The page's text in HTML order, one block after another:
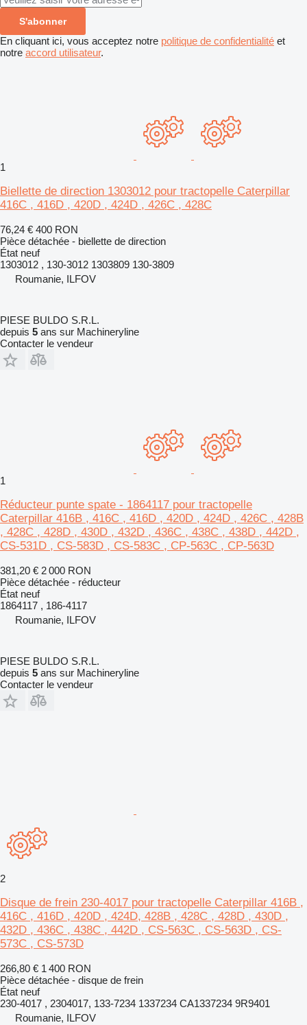
S'abonner
En cliquant ici, vous acceptez notre politique de confidentialité et
notre accord utilisateur.
1
Biellette de direction 1303012 pour tractopelle Caterpillar
416C , 416D , 420D , 424D , 426C , 428C
76,24 € 400 RON
Pièce détachée - biellette de direction
État neuf
1303012 , 130-3012 1303809 130-3809
Roumanie, ILFOV
PIESE BULDO S.R.L.
depuis 5 ans sur Machineryline
Contacter le vendeur
1
Réducteur punte spate - 1864117 pour tractopelle
Caterpillar 416B , 416C , 416D , 420D , 424D , 426C , 428B
, 428C , 428D , 430D , 432D , 436C , 438C , 438D , 442D ,
CS-531D , CS-583D , CS-583C , CP-563C , CP-563D
381,20 € 2 000 RON
Pièce détachée - réducteur
État neuf
1864117 , 186-4117
Roumanie, ILFOV
PIESE BULDO S.R.L.
depuis 5 ans sur Machineryline
Contacter le vendeur
2
Disque de frein 230-4017 pour tractopelle Caterpillar 416B ,
416C , 416D , 420D , 424D, 428B , 428C , 428D , 430D ,
432D , 436C , 438C , 442D , CS-563C , CS-563D , CS-
573C , CS-573D
266,80 € 1 400 RON
Pièce détachée - disque de frein
État neuf
230-4017 , 2304017, 133-7234 1337234 CA1337234 9R9401
Roumanie, ILFOV